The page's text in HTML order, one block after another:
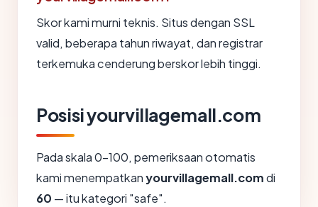
Skor kami murni teknis. Situs dengan SSL
valid, beberapa tahun riwayat, dan registrar
terkemuka cenderung berskor lebih tinggi.
Posisi yourvillagemall.com
Pada skala 0-100, pemeriksaan otomatis
kami menempatkanyourvillagemall.comdi
60 — itu kategori "safe".